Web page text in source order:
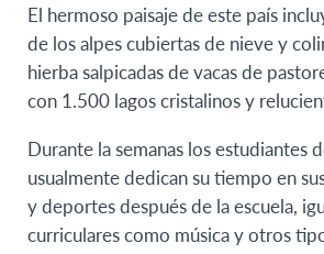
El hermoso paisaje de este país
de los alpes cubiertas de nieve y
hierba salpicadas de vacas de
con 1.500 lagos cristalinos y
Durante la semanas los estudiantes
usualmente dedican su tiempo en
y deportes después de la escuela,
curriculares como música y otros